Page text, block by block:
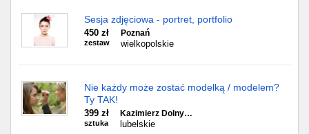
Sesja zdjęciowa - portret, portfolio
450 zł
zestaw
Poznań
wielkopolskie
Nie każdy może zostać modelką / modelem?
Ty TAK!
399 zł
sztuka
Kazimierz Dolny…
lubelskie